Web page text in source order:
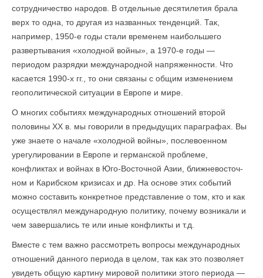
сотрудничество народов. В отдельные десятилетия брала
верх то одна, то другая из названных тенденций. Так,
например, 1950-е годы стали временем наибольшего
развертывания «холодной войны», а 1970-е годы —
периодом разрядки международной напряженности. Что
касается 1990-х гг., то они связаны с общим изменением
геополитической ситуации в Европе и мире.
О многих событиях международных отношений второй
половины XX в. мы говорили в предыдущих параграфах. Вы
уже знаете о начале «холодной войны», послевоенном
урегулировании в Европе и германской проблеме,
конфликтах и войнах в Юго-Восточной Азии, ближневосточ­
ном и Карибском кризисах и др. На основе этих событий
можно составить конкретное представление о том, кто и как
осуществлял международную политику, почему возникали и
чем завершались те или иные конфликты и т.д.
Вместе с тем важно рассмотреть вопросы международных
отношений данного периода в целом, так как это позволяет
увидеть общую картину мировой политики этого периода —